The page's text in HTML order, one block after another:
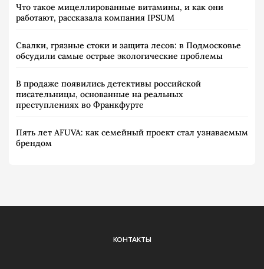
Что такое мицеллированные витамины, и как они
работают, рассказала компания IPSUM
Свалки, грязные стоки и защита лесов: в Подмосковье
обсудили самые острые экологические проблемы
В продаже появились детективы российской
писательницы, основанные на реальных
преступлениях во Франкфурте
Пять лет AFUVA: как семейный проект стал узнаваемым
брендом
КОНТАКТЫ